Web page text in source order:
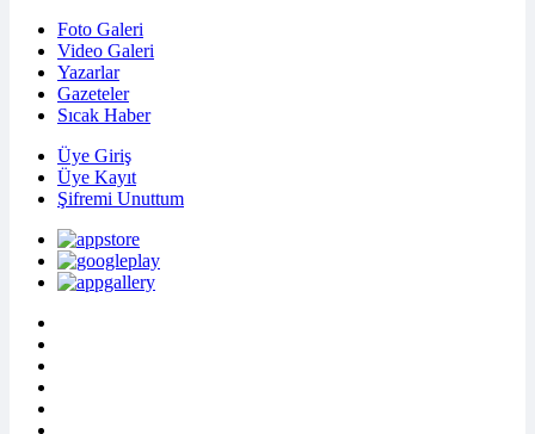
Foto Galeri
Video Galeri
Yazarlar
Gazeteler
Sıcak Haber
Üye Giriş
Üye Kayıt
Şifremi Unuttum